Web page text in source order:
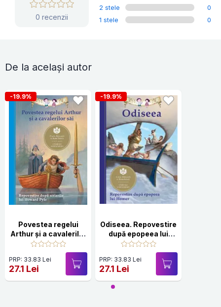
0 recenzii
2 stele
0
1 stele
0
De la același autor
-19.9%
Povestea regelui
Arthur şi a cavalerilor
sai
PRP: 33.83 Lei
27.1 Lei
-19.9%
Odiseea. Repovestire
după epopeea lui
Homer. Ediţia a III-a
PRP: 33.83 Lei
27.1 Lei